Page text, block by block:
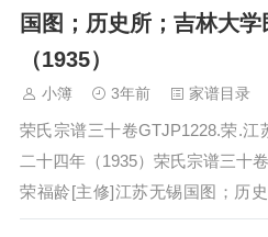
国图；历史所；吉林大
（1935）
小簿 3年前 家谱目录
荣氏宗谱三十卷GTJP1228.荣.江
二十四年（1935）荣氏宗谱三十
荣福龄[主修]江苏无锡国图；历
（1935）…